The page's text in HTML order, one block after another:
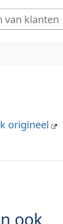
origineel
ook